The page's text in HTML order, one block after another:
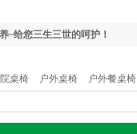
~给您三生三世的呵护！
桌椅 户外桌椅 户外餐桌椅